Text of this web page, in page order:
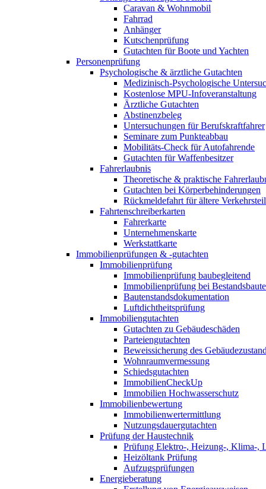
Caravan & Wohnmobil
Fahrrad
Anhänger
Kutschenprüfung
Gutachten für Boote und Yachten
Personenprüfung
Psychologische & ärztliche Gutachten
Medizinisch-Psychologische
Kostenlose MPU-Infoveranstaltung
Ärztliche Gutachten
Abstinenzbeleg
Untersuchungen für Berufskraftfahrer
Seminare zum Punkteabbau
Mobilitäts-Check für Autofahrende
Gutachten für Waffenbesitzer
Fahrerlaubnis
Theoretische & praktische
Gutachten bei Körperbehinderungen
Rückmeldefahrt für ältere
Fahrtenschreiberkarten
Fahrerkarte
Unternehmenskarte
Werkstattkarte
Immobilienprüfungen & -gutachten
Immobilienprüfung
Immobilienprüfung baubegleitend
Immobilienprüfung bei
Bautenstandsdokumentation
Luftdichtheitsprüfung
Immobiliengutachten
Gutachten zu Gebäudeschäden
Parteiengutachten
Beweissicherung des
Wohnraumvermessung
Schiedsgutachten
ImmobilienCheckUp
Immobilien Hochwasserschutz
Immobilienbewertung
Immobilienwertermittlung
Nutzungsdauergutachten
Prüfung der Haustechnik
Prüfung Elektro-, Heizung-, Klima-,
Heizöltank Prüfung
Aufzugsprüfungen
Energieberatung